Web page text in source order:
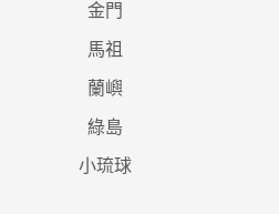
金門
馬祖
蘭嶼
綠島
小琉球